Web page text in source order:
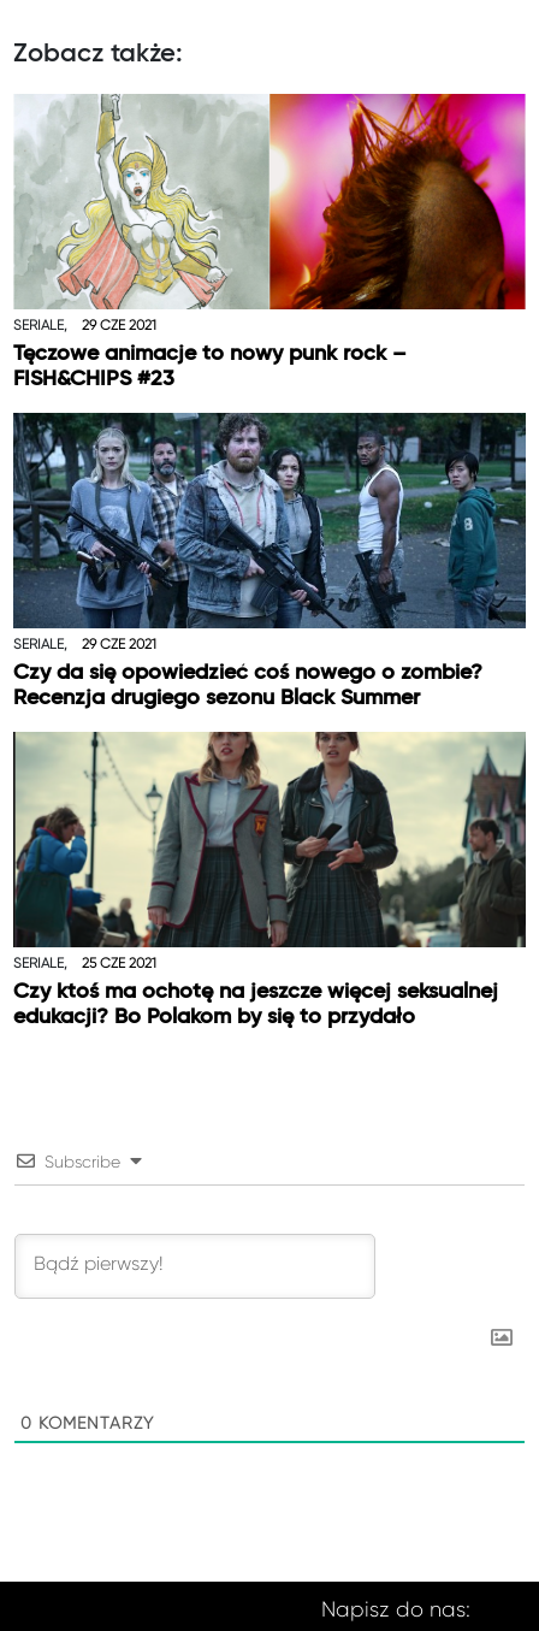
Zobacz także:
SERIALE, 29 CZE 2021
Tęczowe animacje to nowy punk rock –
FISH&CHIPS #23
SERIALE, 29 CZE 2021
Czy da się opowiedzieć coś nowego o zombie?
Recenzja drugiego sezonu Black Summer
SERIALE, 25 CZE 2021
Czy ktoś ma ochotę na jeszcze więcej seksualnej
edukacji? Bo Polakom by się to przydało
Subscribe
0 KOMENTARZY
Napisz do nas: